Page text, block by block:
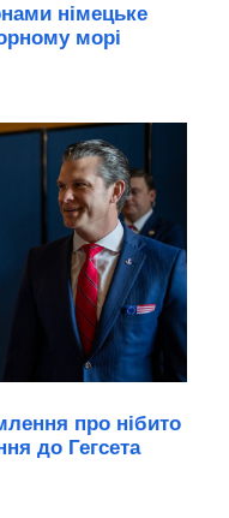
німецьке
морі
про нібито
до Гегсета